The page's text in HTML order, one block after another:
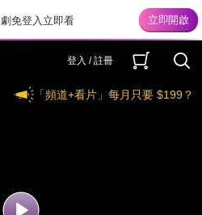
免登入立即看
登入 / 註冊
「頻道+看片」每月只要 $199？